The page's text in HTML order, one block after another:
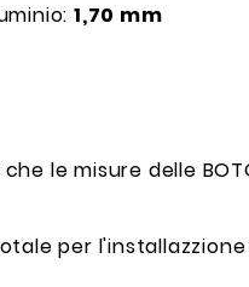
1,70 mm
le misure delle
per